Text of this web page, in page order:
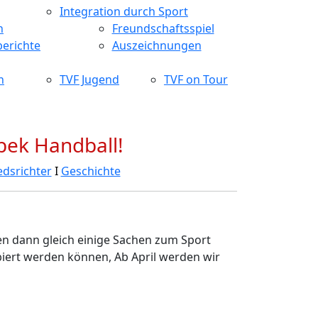
Integration durch Sport
Freundschaftsspiel
Auszeichnungen
TVF Jugend
TVF on Tour
Handball!
Ι Geschichte
dann gleich einige Sachen zum Sport
werden können, Ab April werden wir